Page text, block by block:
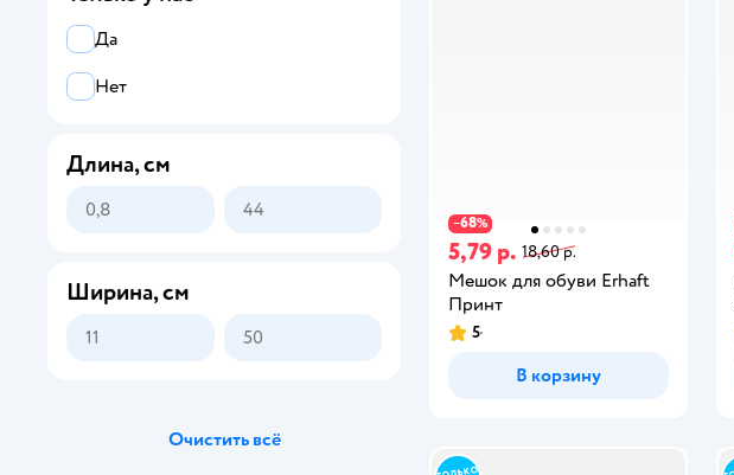
−68%
5,79 р. 18,60 р.
Мешок для обуви Erhaft
Принт
5
В корзину
многоцветный
синий
красный
Да
Нет
Длина, см
Ширина, см
Очистить всё